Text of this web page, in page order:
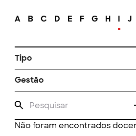
A B C D E F G H I J
Tipo
Gestão
Não foram encontrados